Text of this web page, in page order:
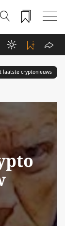
laatste cryptonieuws